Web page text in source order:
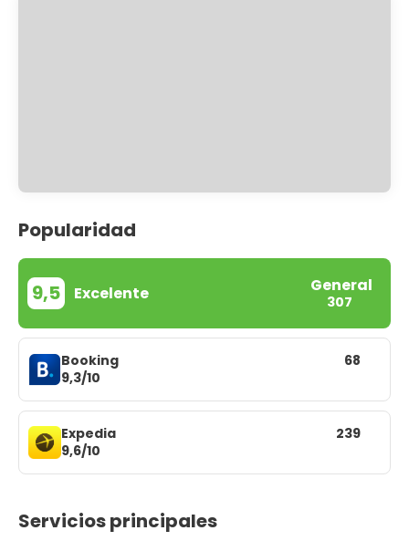
Popularidad
9,5 Excelente General
307
Booking
9,3/10
68
Expedia
9,6/10
239
Servicios principales